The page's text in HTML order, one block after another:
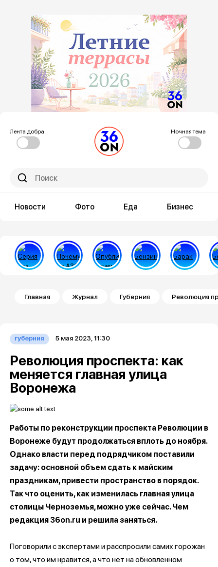
Лента добра Ночная тема
Новости Фото Еда Бизнес
Строка навигации
Главная Журнал Губерния Революция
губерния 5 мая 2023, 11:30
Революция проспекта: как
меняется главная улица
Воронежа
Работы по реконструкции проспекта Революции в
Воронеже будут продолжаться вплоть до ноября.
Однако власти перед подрядчиком поставили
задачу: основной объем сдать к майским
праздникам, привести пространство в порядок.
Так что оценить, как изменилась главная улица
столицы Черноземья, можно уже сейчас. Чем
редакция 36on.ru и решила заняться.
Поговорили с экспертами и расспросили самих горожан
о том, что им нравится, а что нет на обновленном